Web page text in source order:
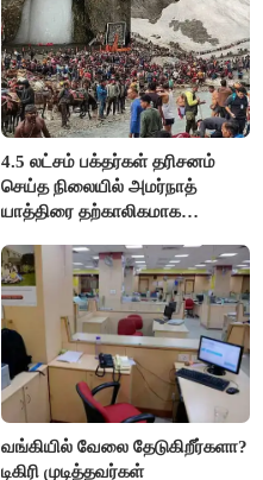
4.5 லட்சம் பக்தர்கள் தரிசனம்
செய்த நிலையில் அமர்நாத்
யாத்திரை தற்காலிகமாக
வங்கியில் வேலை தேடுகிறீர்களா?
டிகிரி முடித்தவர்கள்